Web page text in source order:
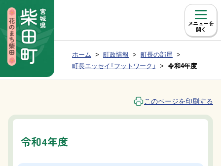
メニュー
Group NAV BreadCrumb
現在位置：
ホーム 町政情報
町長の部屋
町長エッセイ「フットワーク」
令和4年度
このページを印刷する
令和4年度